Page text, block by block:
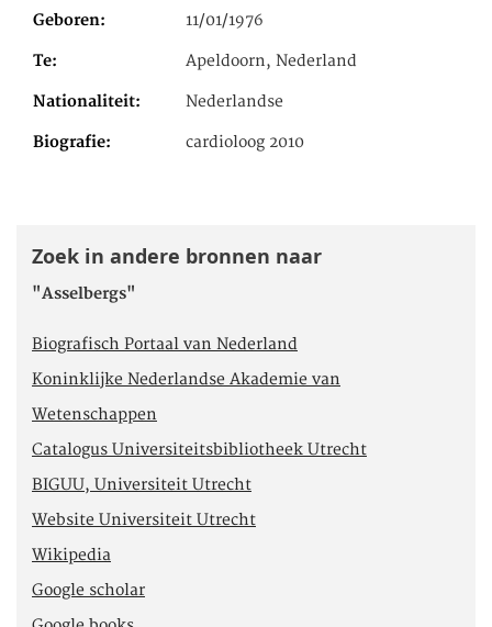
Geboren 11/01/1976
Te Apeldoorn, Nederland
Nationaliteit Nederlandse
Biografie cardioloog 2010
Zoek in andere bronnen naar
"Asselbergs"
Biografisch Portaal van Nederland
Koninklijke Nederlandse Akademie van
Wetenschappen
Catalogus Universiteitsbibliotheek Utrecht
BIGUU, Universiteit Utrecht
Website Universiteit Utrecht
Wikipedia
Google scholar